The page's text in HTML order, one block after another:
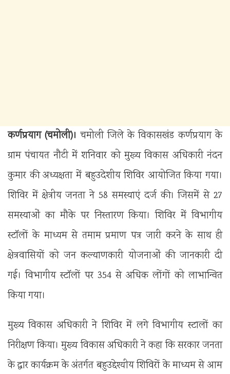
कर्णप्रयाग (चमोली)। चमोली जिले के विकासखंड कर्णप्रयाग के
ग्राम पंचायत नौटी में शनिवार को मुख्य विकास अधिकारी नंदन
कुमार की अध्यक्षता में बहुउदेशीय शिविर आयोजित किया गया।
शिविर में क्षेत्रीय जनता ने 58 समस्याएं दर्ज की। जिसमें से 27
समस्याओं का मौके पर निस्तारण किया। शिविर में विभागीय
स्टॉलों के माध्यम से तमाम प्रमाण पत्र जारी करने के साथ ही
क्षेत्रवासियों को जन कल्याणकारी योजनाओं की जानकारी दी
गई। विभागीय स्टॉलों पर 354 से अधिक लोंगों को लाभान्वित
किया गया।
मुख्य विकास अधिकारी ने शिविर में लगे विभागीय स्टालों का
निरीक्षण किया। मुख्य विकास अधिकारी ने कहा कि सरकार जनता
के द्वार कार्यक्रम के अंतर्गत बहुउद्देश्यीय शिविरों के माध्यम से आम